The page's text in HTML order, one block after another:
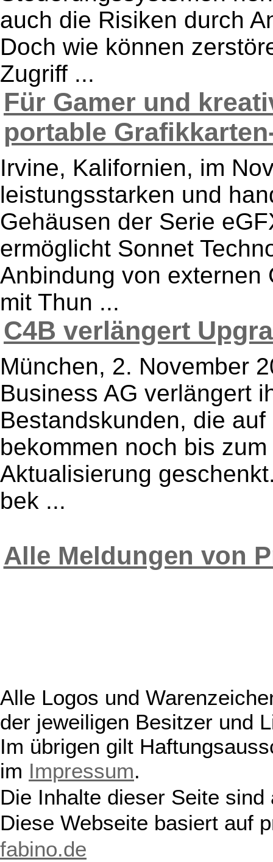
auch die Risiken durch
Doch wie können
Zugriff ...
Für Gamer und
portable
Irvine, Kalifornien, im
leistungsstarken und
Gehäusen der Serie
ermöglicht Sonnet
Anbindung von externen
mit Thun ...
C4B verlängert
München, 2. November
Business AG verlängert
Bestandskunden, die
bekommen noch bis
Aktualisierung
bek ...
Alle Meldungen von
Alle Logos und
der jeweiligen Besitzer und
Im übrigen gilt
im Impressum.
Die Inhalte dieser Seite
Diese Webseite basiert auf
fabino.de